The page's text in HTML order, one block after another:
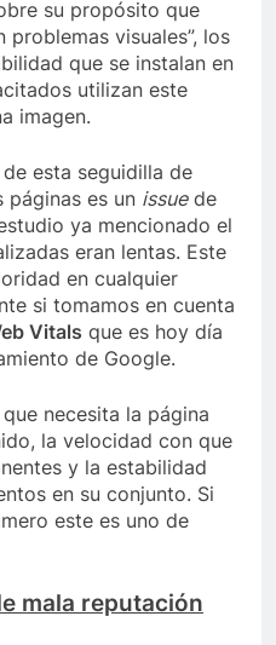
su propósito que
visuales”, los
que se instalan en
utilizan este
imagen.
esta seguidilla de
páginas es un issuede
ya mencionado el
eran lentas. Este
en cualquier
si tomamos en cuenta
Vitals que es hoy día
de Google.
necesita la página
la velocidad con que
y la estabilidad
en su conjunto. Si
este es uno de
mala reputación